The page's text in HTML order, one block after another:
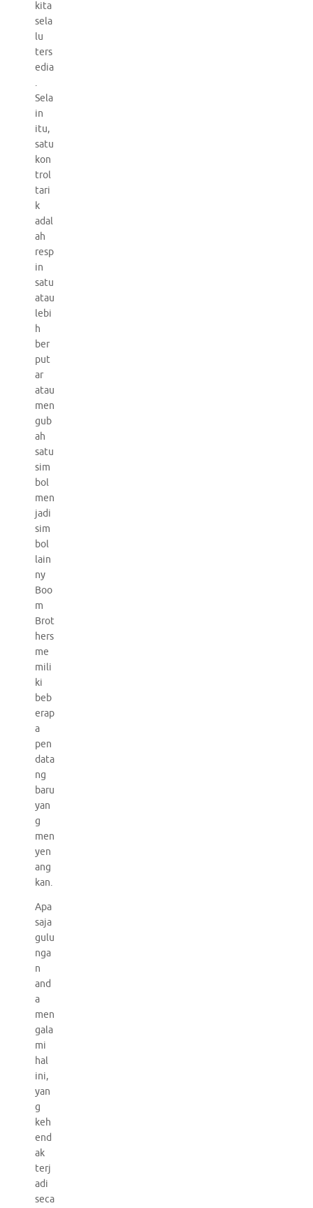
kita
sela
lu
ters
edia
.
Sela
in
itu,
satu
kon
trol
tari
k
adal
ah
resp
in
satu
atau
lebi
h
ber
put
ar
atau
men
gub
ah
satu
sim
bol
men
jadi
sim
bol
lain
ny
Boo
m
Brot
hers
me
mili
ki
beb
erap
a
pen
data
ng
baru
yan
g
men
yen
ang
kan.
Apa
saja
gulu
nga
n
and
a
men
gala
mi
hal
ini,
yan
g
keh
end
ak
terj
adi
seca